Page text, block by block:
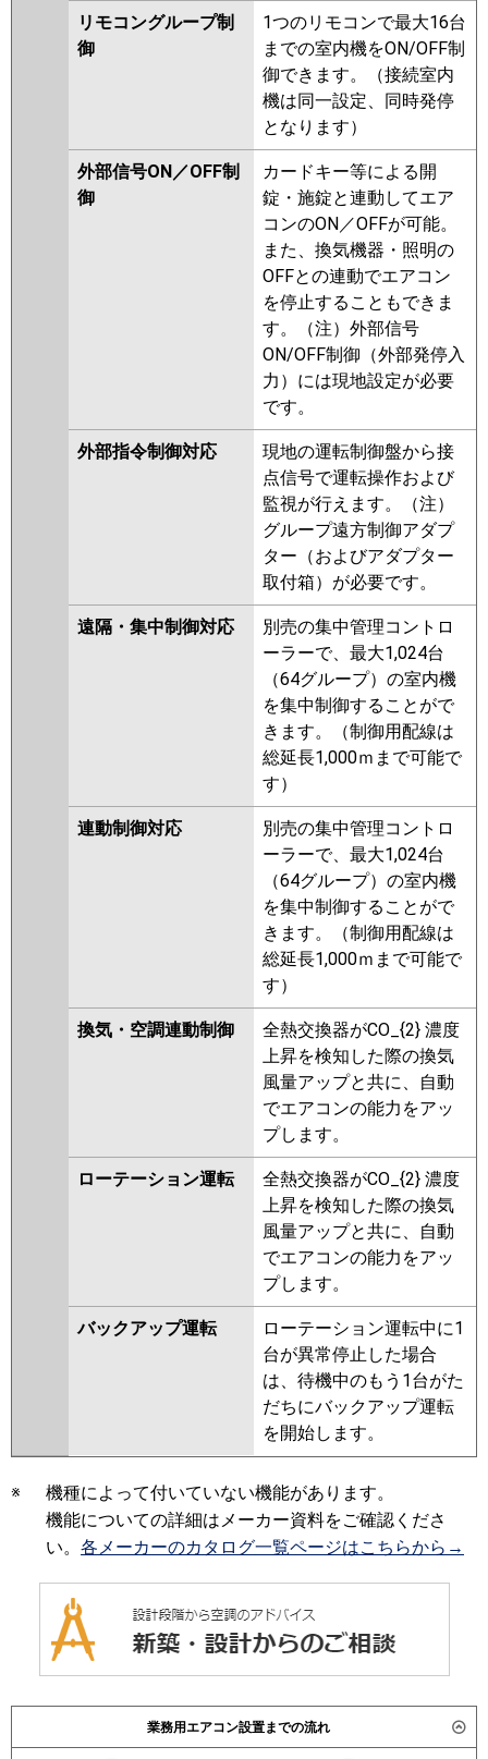
リモコングループ制
御
1つのリモコンで最大16台
までの室内機をON/OFF制
御できます。（接続室内
機は同一設定、同時発停
となります）
外部信号ON／OFF制
御
カードキー等による開
錠・施錠と連動してエア
コンのON／OFFが可能。
また、換気機器・照明の
OFFとの連動でエアコン
を停止することもできま
す。（注）外部信号
ON/OFF制御（外部発停入
力）には現地設定が必要
です。
外部指令制御対応
現地の運転制御盤から接
点信号で運転操作および
監視が行えます。（注）
グループ遠方制御アダプ
ター（およびアダプター
取付箱）が必要です。
遠隔・集中制御対応
別売の集中管理コントロ
ーラーで、最大1,024台
（64グループ）の室内機
を集中制御することがで
きます。（制御用配線は
総延長1,000ｍまで可能で
す）
連動制御対応
別売の集中管理コントロ
ーラーで、最大1,024台
（64グループ）の室内機
を集中制御することがで
きます。（制御用配線は
総延長1,000ｍまで可能で
す）
換気・空調連動制御
全熱交換器がCO_{2} 濃度
上昇を検知した際の換気
風量アップと共に、自動
でエアコンの能力をアッ
プします。
ローテーション運転
全熱交換器がCO_{2} 濃度
上昇を検知した際の換気
風量アップと共に、自動
でエアコンの能力をアッ
プします。
バックアップ運転
ローテーション運転中に1
台が異常停止した場合
は、待機中のもう1台がた
だちにバックアップ運転
を開始します。
※
機種によって付いていない機能があります。
機能についての詳細はメーカー資料をご確認くださ
い。 各メーカーのカタログ一覧ページはこちらから→
業務用エアコン設置までの流れ